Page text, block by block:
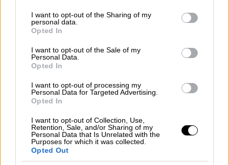
not limited to your visit or usage behaviour. You may click to
grant or deny consent to Google and its third-party tags to
use your data for below specified purposes in below Google
consent section.
I want to opt-out of the Sharing of my
personal data.
Opted In
I want to opt-out of the Sale of my
Personal Data.
Opted In
I want to opt-out of processing my
Personal Data for Targeted Advertising.
Opted In
I want to opt-out of Collection, Use,
Retention, Sale, and/or Sharing of my
Personal Data that Is Unrelated with the
Purposes for which it was collected.
Opted Out
Ελλάδα|23.01.2025 10:52
Τρόμος με επιδειξία στη Λάρισα:
Προσέγγιζε παιδιά και έδειχνε τα
γεννητικά του όργανα
Η καταγγελία